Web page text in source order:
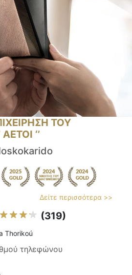
ΤΟΥ
‘’
Δείτε περισσότερα >>
(319)
Thorikoú
τηλεφώνου